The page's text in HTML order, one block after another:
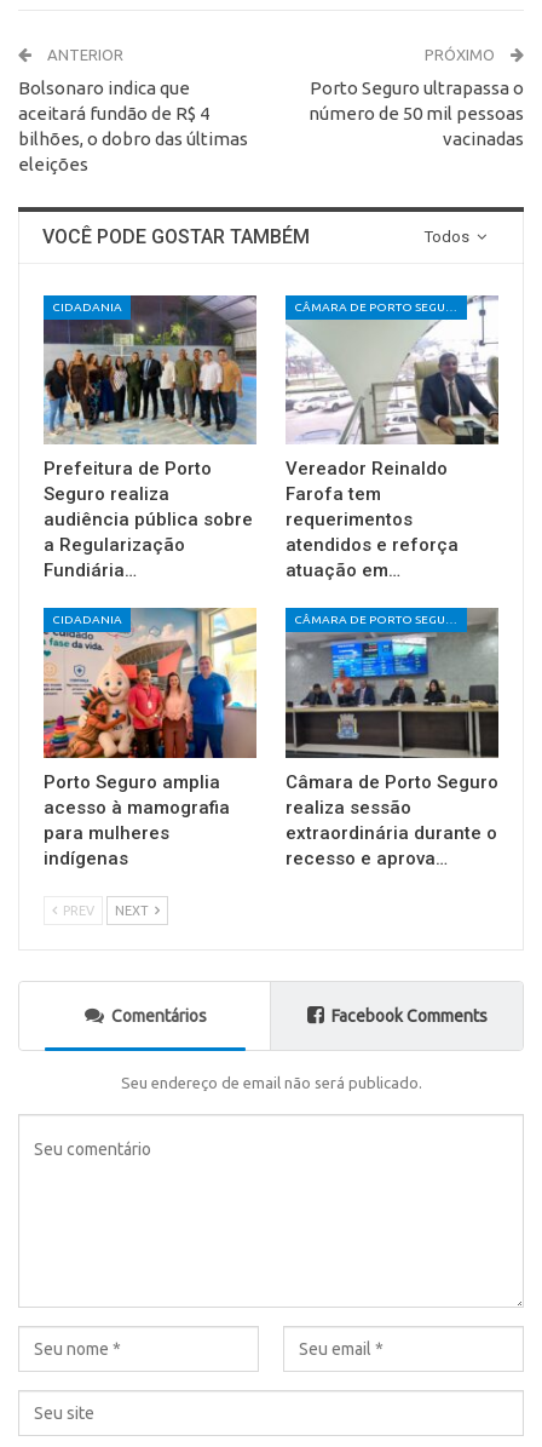
ANTERIOR
Bolsonaro indica que
aceitará fundão de R$ 4
bilhões, o dobro das últimas
eleições
PRÓXIMO
Porto Seguro ultrapassa o
número de 50 mil pessoas
vacinadas
Todos
VOCÊ PODE GOSTAR TAMBÉM
CIDADANIA
Prefeitura de Porto
Seguro realiza
audiência pública sobre
a Regularização
Fundiária…
CÂMARA DE PORTO SEGURO
Vereador Reinaldo
Farofa tem
requerimentos
atendidos e reforça
atuação em…
CIDADANIA
Porto Seguro amplia
acesso à mamografia
para mulheres
indígenas
CÂMARA DE PORTO SEGURO
Câmara de Porto Seguro
realiza sessão
extraordinária durante o
recesso e aprova…
PREV NEXT
Comentários Facebook Comments
Seu endereço de email não será publicado.